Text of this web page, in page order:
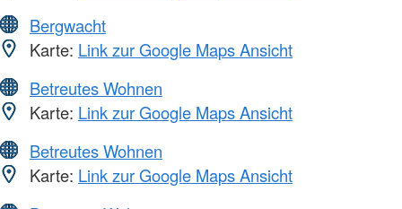
Bergwacht
Karte: Link zur Google Maps Ansicht
Betreutes Wohnen
Karte: Link zur Google Maps Ansicht
Betreutes Wohnen
Karte: Link zur Google Maps Ansicht